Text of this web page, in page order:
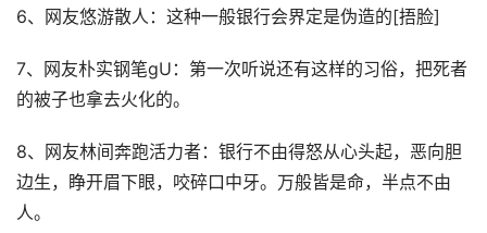
6、网友悠游散人：这种一般银行会界定是伪造的[捂脸]
7、网友朴实钢笔gU：第一次听说还有这样的习俗，把死者
的被子也拿去火化的。
8、网友林间奔跑活力者：银行不由得怒从心头起，恶向胆
边生，睁开眉下眼，咬碎口中牙。万般皆是命，半点不由
人。